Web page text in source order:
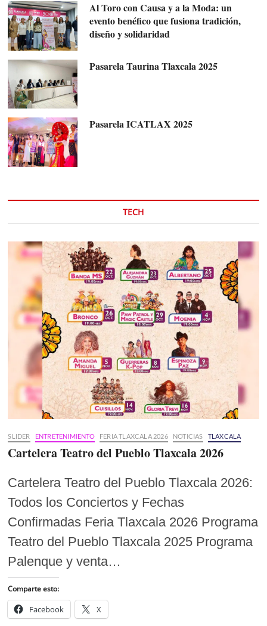
Al Toro con Causa y a la Moda: un
evento benéfico que fusiona tradición,
diseño y solidaridad
Pasarela Taurina Tlaxcala 2025
Pasarela ICATLAX 2025
TECH
SLIDER ENTRETENIMIENTO FERIA TLAXCALA 2026 NOTICIAS TLAXCALA
Cartelera Teatro del Pueblo Tlaxcala 2026
Cartelera Teatro del Pueblo Tlaxcala 2026:
Todos los Conciertos y Fechas
Confirmadas Feria Tlaxcala 2026 Programa
Teatro del Pueblo Tlaxcala 2025 Programa
Palenque y venta…
Comparte esto:
Facebook X